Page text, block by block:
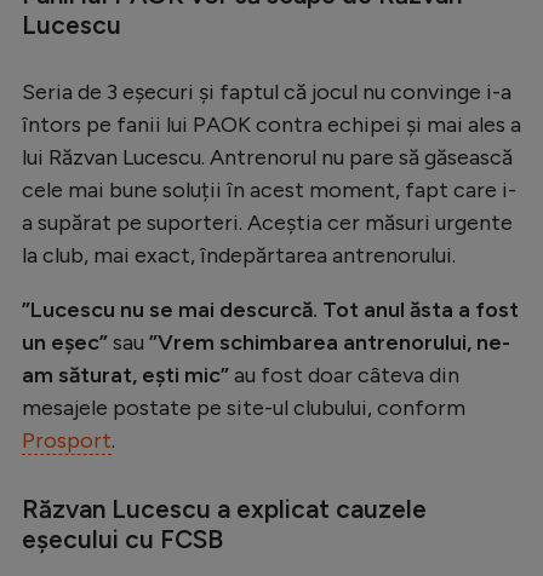
Tenis
Handbal
Natație
Formula 1
Gimnastică
Auto
Alte sporturi
Lucescu
Seria de 3 eșecuri și faptul că jocul nu convinge i-a
întors pe fanii lui PAOK contra echipei și mai ales a
lui Răzvan Lucescu. Antrenorul nu pare să găsească
cele mai bune soluții în acest moment, fapt care i-
a supărat pe suporteri. Aceștia cer măsuri urgente
la club, mai exact, îndepărtarea antrenorului.
”Lucescu nu se mai descurcă. Tot anul ăsta a fost
un eșec”sau ”Vrem schimbarea antrenorului, ne-
am săturat, ești mic”au fost doar câteva din
mesajele postate pe site-ul clubului, conform
Prosport.
Răzvan Lucescu a explicat cauzele
eșecului cu FCSB